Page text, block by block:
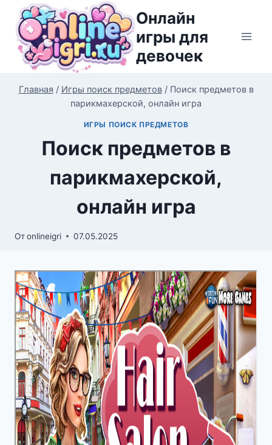
Перейти
содержимому
Онлайн
игры для
девочек
Главная / Игры поиск предметов / Поиск предметов в
парикмахерской, онлайн игра
ИГРЫ ПОИСК ПРЕДМЕТОВ
Поиск предметов в
парикмахерской,
онлайн игра
Отonlineigri 07.05.2025